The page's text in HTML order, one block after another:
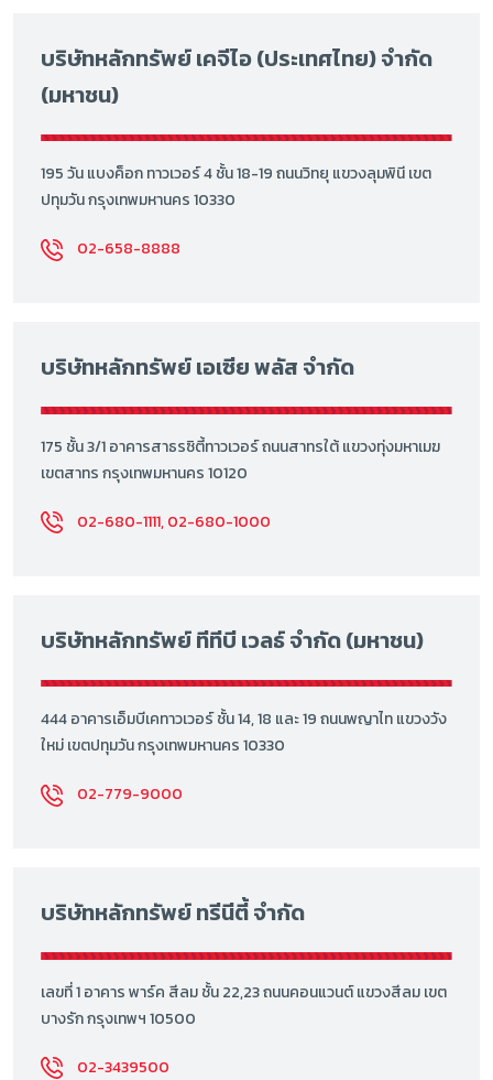
บริษัทหลักทรัพย์ เคจีไอ (ประเทศไทย) จำกัด
(มหาชน)
195 วัน แบงค็อก ทาวเวอร์ 4 ชั้น 18-19 ถนนวิทยุ แขวงลุมพินี เขต
ปทุมวัน กรุงเทพมหานคร 10330
02-658-8888
บริษัทหลักทรัพย์ เอเซีย พลัส จำกัด
175 ชั้น 3/1 อาคารสาธรซิตี้ทาวเวอร์ ถนนสาทรใต้ แขวงทุ่งมหาเมฆ
เขตสาทร กรุงเทพมหานคร 10120
02-680-1111, 02-680-1000
บริษัทหลักทรัพย์ ทีทีบี เวลธ์ จำกัด (มหาชน)
444 อาคารเอ็มบีเคทาวเวอร์ ชั้น 14, 18 และ 19 ถนนพญาไท แขวงวัง
ใหม่ เขตปทุมวัน กรุงเทพมหานคร 10330
02-779-9000
บริษัทหลักทรัพย์ ทรีนีตี้ จำกัด
เลขที่ 1 อาคาร พาร์ค สีลม ชั้น 22,23 ถนนคอนแวนต์ แขวงสีลม เขต
บางรัก กรุงเทพฯ 10500
02-3439500